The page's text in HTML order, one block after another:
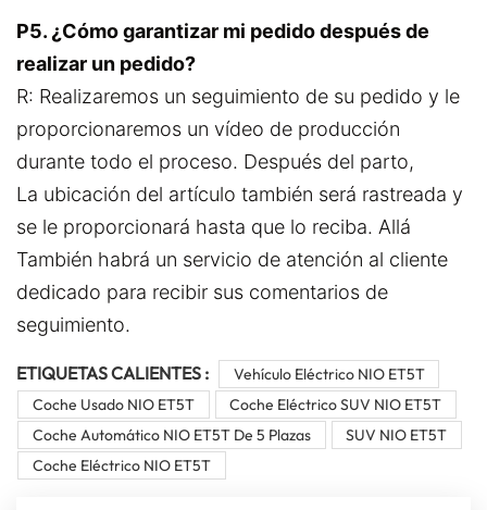
P5. ¿Cómo garantizar mi pedido después de
realizar un pedido?
R: Realizaremos un seguimiento de su pedido y le
proporcionaremos un vídeo de producción
durante todo el proceso. Después del parto,
La ubicación del artículo también será rastreada y
se le proporcionará hasta que lo reciba. Allá
También habrá un servicio de atención al cliente
dedicado para recibir sus comentarios de
seguimiento.
ETIQUETAS CALIENTES :
Vehículo Eléctrico NIO ET5T
Coche Usado NIO ET5T
Coche Eléctrico SUV NIO ET5T
Coche Automático NIO ET5T De 5 Plazas
SUV NIO ET5T
Coche Eléctrico NIO ET5T